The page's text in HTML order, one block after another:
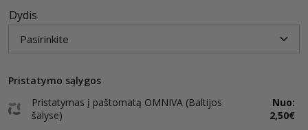
Dydis
Pristatymo sąlygos
Pristatymas į paštomatą OMNIVA (Baltijos
šalyse)
Nuo:
2,50€